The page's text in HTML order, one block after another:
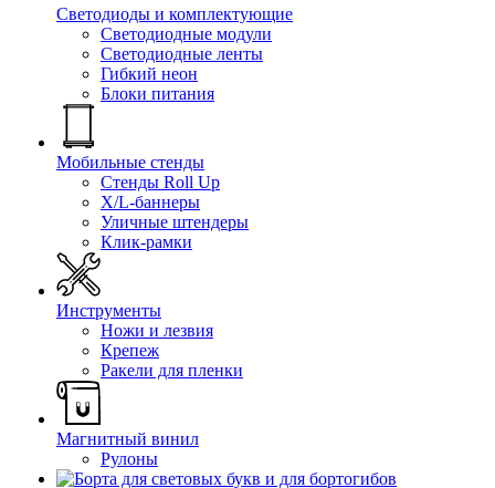
Светодиоды и комплектующие
Светодиодные модули
Светодиодные ленты
Гибкий неон
Блоки питания
Мобильные стенды
Стенды Roll Up
X/L-баннеры
Уличные штендеры
Клик-рамки
Инструменты
Ножи и лезвия
Крепеж
Ракели для пленки
Магнитный винил
Рулоны